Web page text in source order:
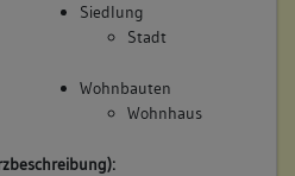
Siedlung
Stadt
Wohnbauten
Wohnhaus